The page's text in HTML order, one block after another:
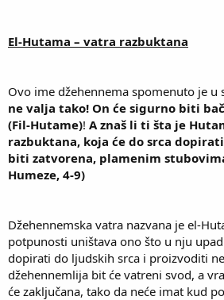
El-Hutama – vatra razbuktana
Ovo ime džehennema spomenuto je u
ne valja tako! On će sigurno biti
(Fil-Hutame)! A znaš li ti šta je
razbuktana, koja će do srca
biti zatvorena, plamenim stubovima
Humeze, 4-9)
Džehennemska vatra nazvana je el-
potpunosti uništava ono što u nju
dopirati do ljudskih srca i proizvoditi
džehennemlija bit će vatreni svod, a
će zaključana, tako da neće imat kud